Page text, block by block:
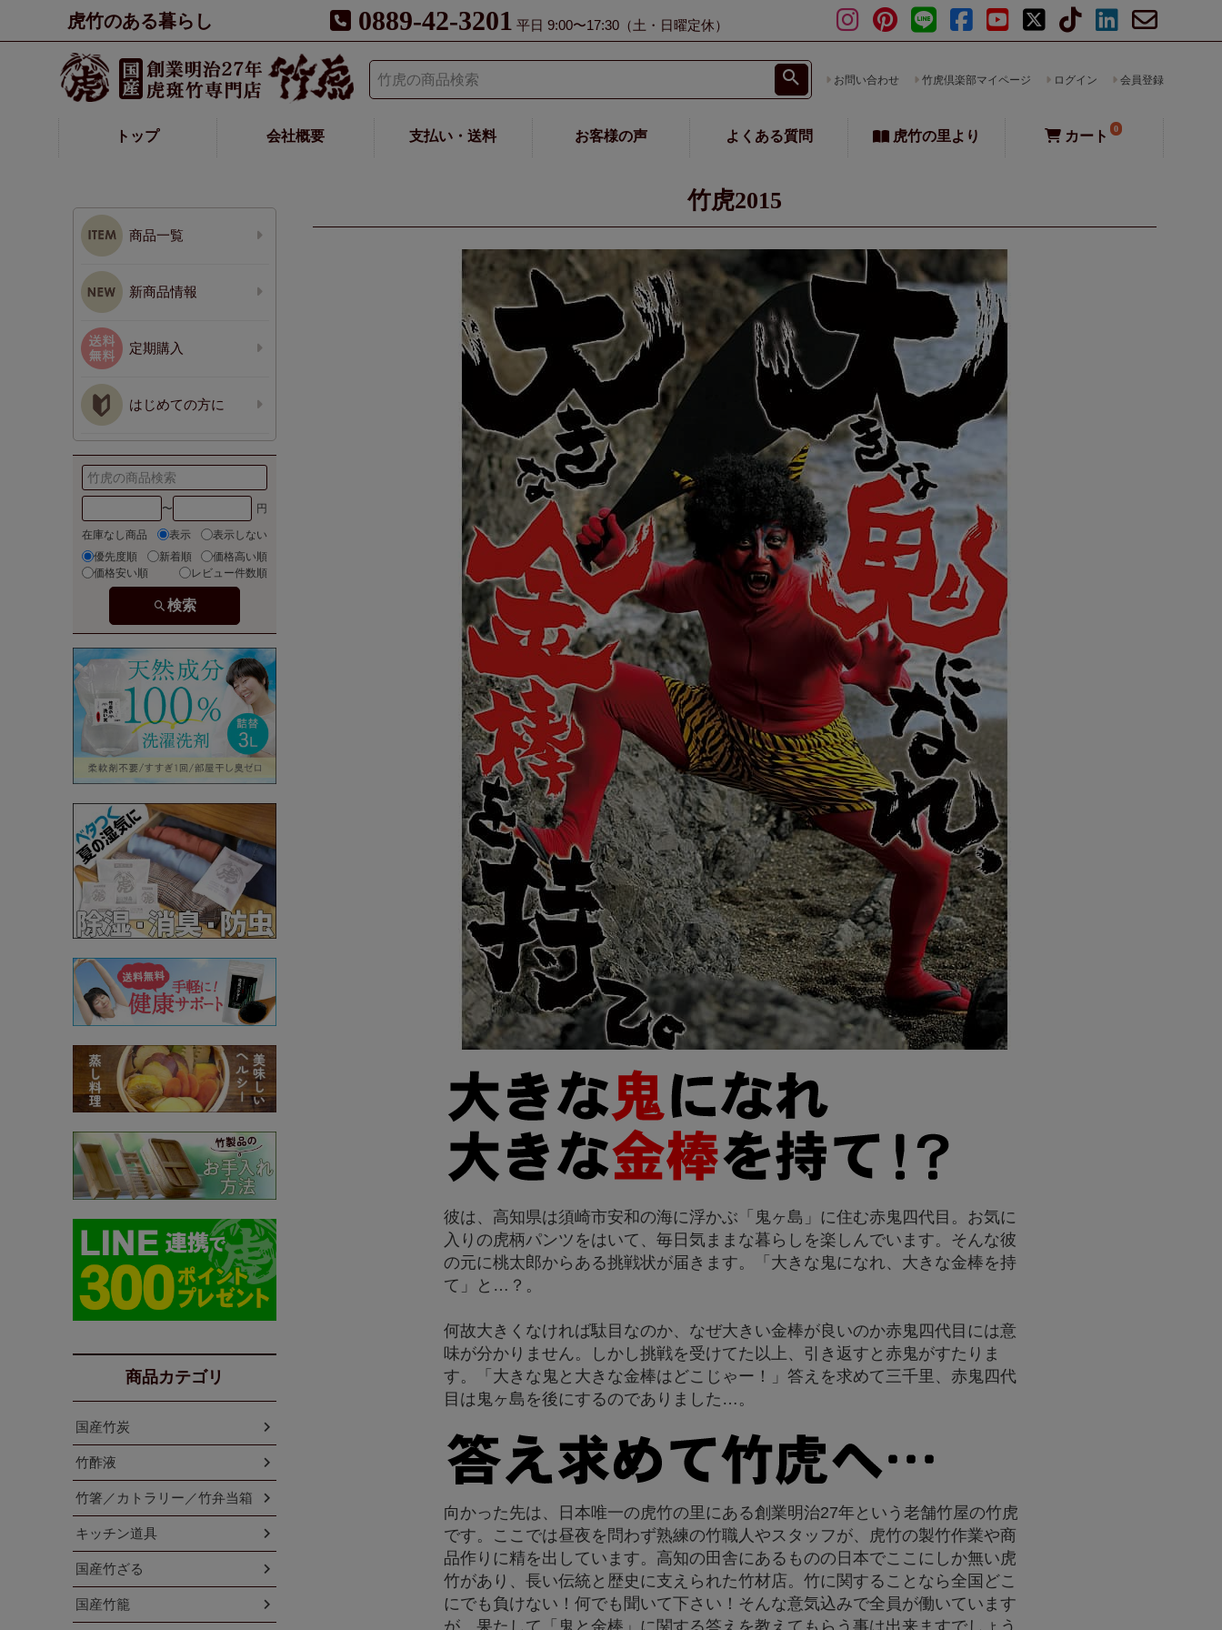
虎竹のある暮らし 0889-42-3201 平日 9:00〜17:30（土・日曜定休）
お問い合わせ 竹虎倶楽部マイページ ログイン 会員登録
トップ 会社概要 支払い・送料 お客様の声 よくある質問 虎竹の里より カート 0
竹虎2015
彼は、高知県は須崎市安和の海に浮かぶ「鬼ヶ島」に住む赤鬼四代目。お気に
入りの虎柄パンツをはいて、毎日気ままな暮らしを楽しんでいます。そんな彼
の元に桃太郎からある挑戦状が届きます。「大きな鬼になれ、大きな金棒を持
て」と…？。
何故大きくなければ駄目なのか、なぜ大きい金棒が良いのか赤鬼四代目には意
味が分かりません。しかし挑戦を受けてた以上、引き返すと赤鬼がすたりま
す。「大きな鬼と大きな金棒はどこじゃー！」答えを求めて三千里、赤鬼四代
目は鬼ヶ島を後にするのでありました…。
向かった先は、日本唯一の虎竹の里にある創業明治27年という老舗竹屋の竹虎
です。ここでは昼夜を問わず熟練の竹職人やスタッフが、虎竹の製竹作業や商
品作りに精を出しています。高知の田舎にあるものの日本でここにしか無い虎
竹があり、長い伝統と歴史に支えられた竹材店。竹に関することなら全国どこ
にでも負けない！何でも聞いて下さい！そんな意気込みで全員が働いています
が、果たして「鬼と金棒」に関する答えを教えてもらう事は出来ますでしょう
商品一覧
新商品情報
定期購入
はじめての方に
〜
在庫なし商品 表示
表示しない
優先度順
新着順
価格高い順
価格安い順
レビュー件数順
検索
商品カテゴリ
国産竹炭
竹酢液
竹箸／カトラリー／竹弁当箱
キッチン道具
国産竹ざる
国産竹籠